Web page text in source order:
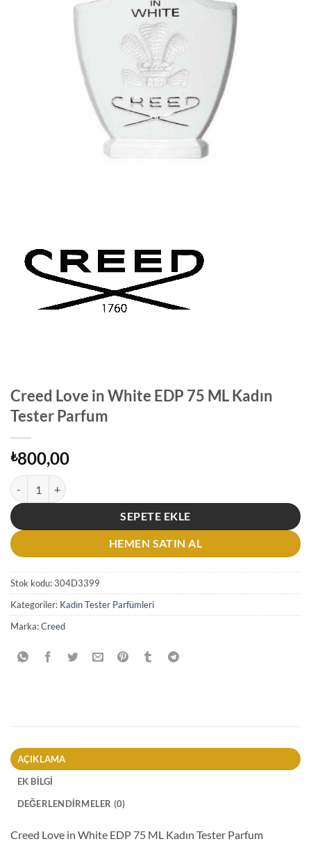
Creed Love in White EDP 75 ML Kadın
Tester Parfum
₺800,00
Creed Love in White EDP 75 ML Kadın Tester Parfum adet
SEPETE EKLE
HEMEN SATIN AL
Stok kodu:304D3399
Kategoriler: Kadın Tester Parfümleri
Marka:Creed
AÇIKLAMA
EK BILGI
DEĞERLENDIRMELER (0)
Creed Love in White EDP 75 ML Kadın Tester Parfum